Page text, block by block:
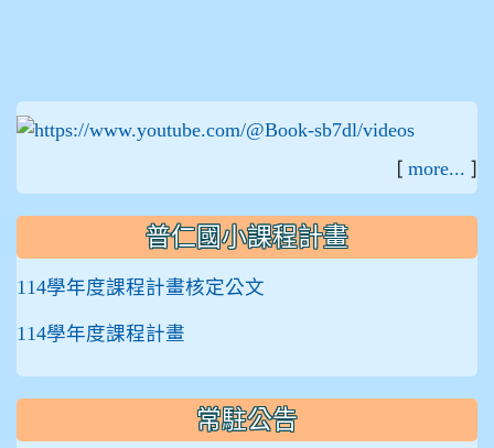
[ more... ]
普仁國小課程計畫
114學年度課程計畫核定公文
114學年度課程計畫
常駐公告